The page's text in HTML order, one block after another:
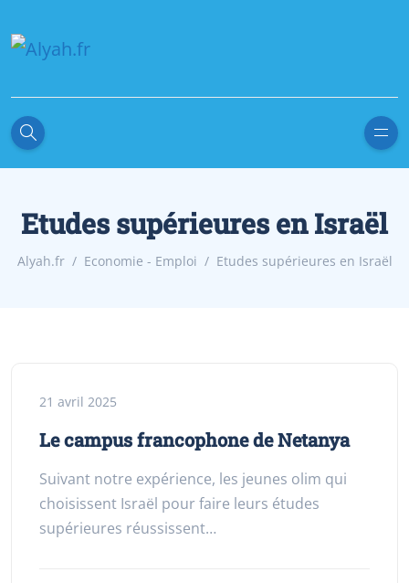
Etudes supérieures en Israël
Alyah.fr Economie - Emploi Etudes supérieures en Israël
21 avril 2025
Le campus francophone de Netanya
Suivant notre expérience, les jeunes olim qui
choisissent Israël pour faire leurs études
supérieures réussissent…